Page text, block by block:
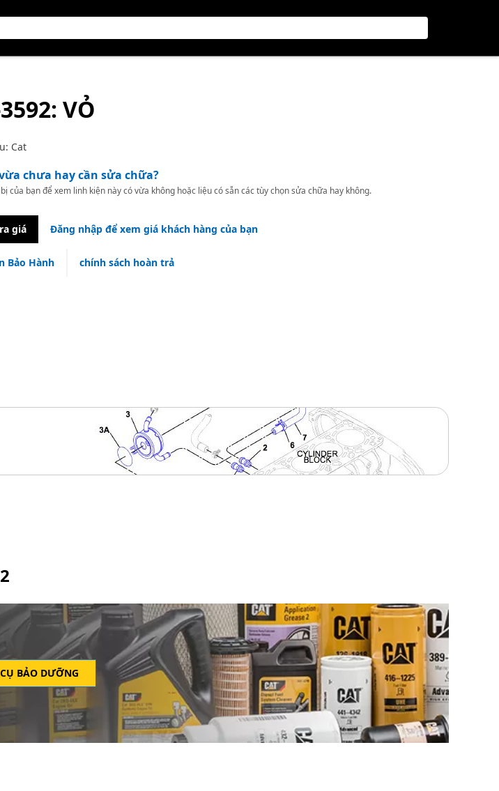
: VỎ
Cat
chưa hay cần sửa chữa?
của bạn để xem linh kiện này có vừa không hoặc liệu có sẵn các tùy chọn sửa chữa hay không.
giá Đăng nhập để xem giá khách hàng của bạn
Bảo Hành chính sách hoàn trả
BẢO DƯỠNG